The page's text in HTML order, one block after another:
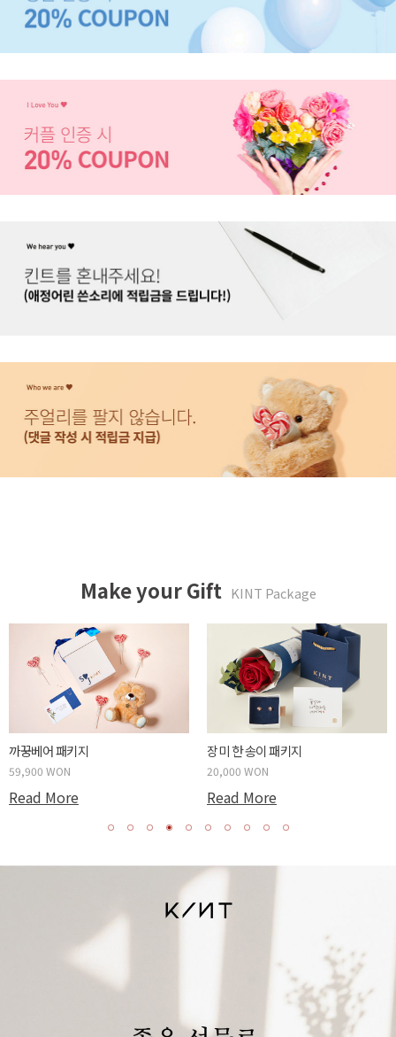
Make your Gift KINT Package
까꿍베어 패키지
59,900 WON
Read More
장미 한 송이 패키지
20,000 WON
Read More